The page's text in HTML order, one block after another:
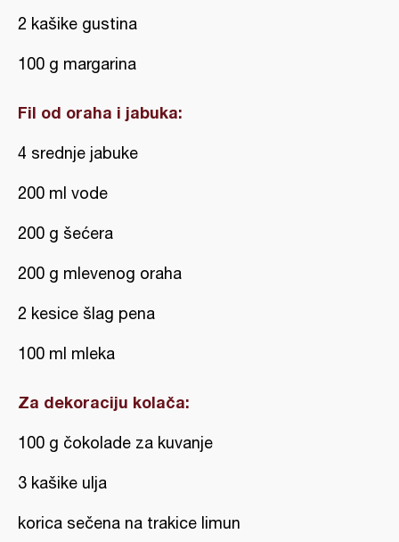
2 kašike gustina
100 g margarina
Fil od oraha i jabuka:
4 srednje jabuke
200 ml vode
200 g šećera
200 g mlevenog oraha
2 kesice šlag pena
100 ml mleka
Za dekoraciju kolača:
100 g čokolade za kuvanje
3 kašike ulja
korica sečena na trakice limun